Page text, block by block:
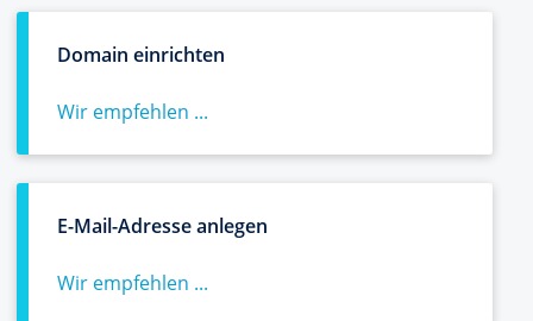
Domain einrichten
Wir empfehlen ...
E-Mail-Adresse anlegen
Wir empfehlen ...